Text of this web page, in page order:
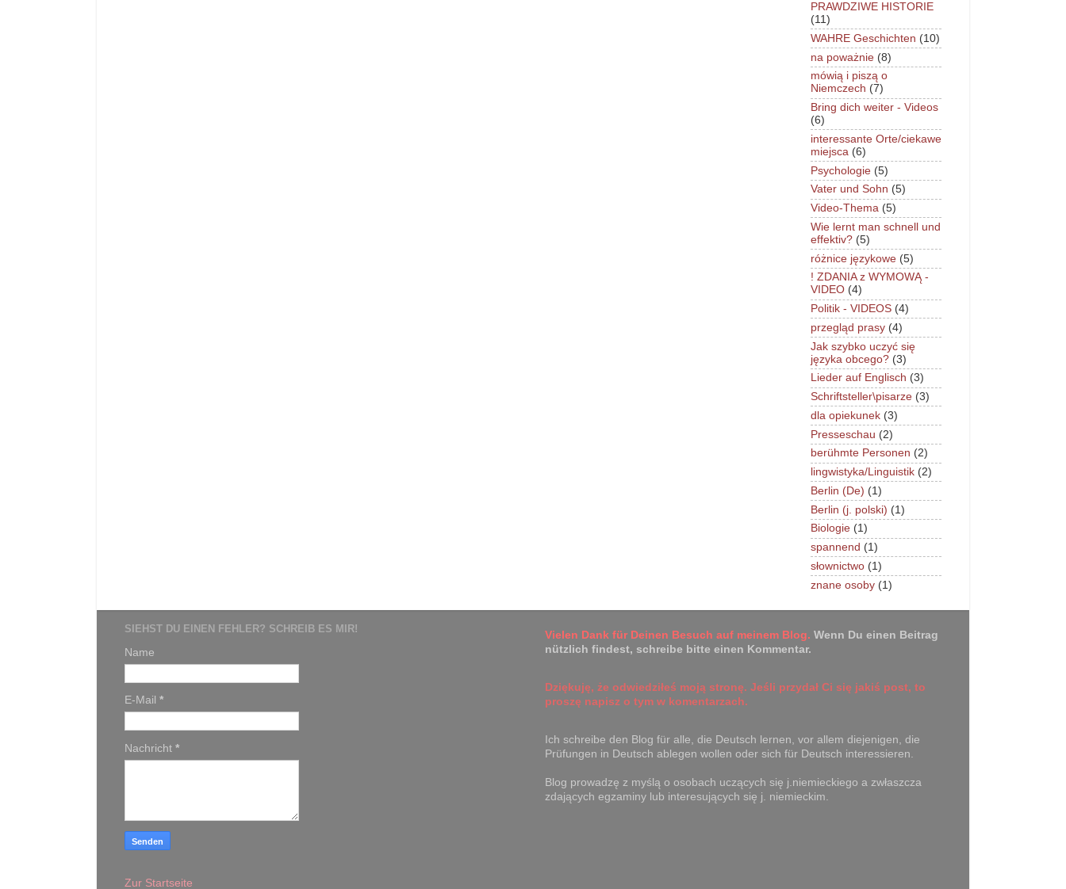
PRAWDZIWE HISTORIE
(11)
WAHRE Geschichten (10)
na poważnie (8)
mówią i piszą o
Niemczech (7)
Bring dich weiter - Videos
(6)
interessante Orte/ciekawe
miejsca (6)
Psychologie (5)
Vater und Sohn (5)
Video-Thema (5)
Wie lernt man schnell und
effektiv? (5)
różnice językowe (5)
! ZDANIA z WYMOWĄ -
VIDEO (4)
Politik - VIDEOS (4)
przegląd prasy (4)
Jak szybko uczyć się
języka obcego? (3)
Lieder auf Englisch (3)
Schriftsteller\pisarze (3)
dla opiekunek (3)
Presseschau (2)
berühmte Personen (2)
lingwistyka/Linguistik (2)
Berlin (De) (1)
Berlin (j. polski) (1)
Biologie (1)
spannend (1)
słownictwo (1)
znane osoby (1)
SIEHST DU EINEN FEHLER? SCHREIB ES MIR!
Name
E-Mail *
Nachricht *
Zur Startseite
Vielen Dank für Deinen Besuch auf meinem Blog. Wenn Du einen Beitrag
nützlich findest, schreibe bitte einen Kommentar.
Dziękuję, że odwiedziłeś moją stronę. Jeśli przydał Ci się jakiś post, to
proszę napisz o tym w komentarzach.
Ich schreibe den Blog für alle, die Deutsch lernen, vor allem diejenigen, die
Prüfungen in Deutsch ablegen wollen oder sich für Deutsch interessieren.
Blog prowadzę z myślą o osobach uczących się j.niemieckiego a zwłaszcza
zdających egzaminy lub interesujących się j. niemieckim.